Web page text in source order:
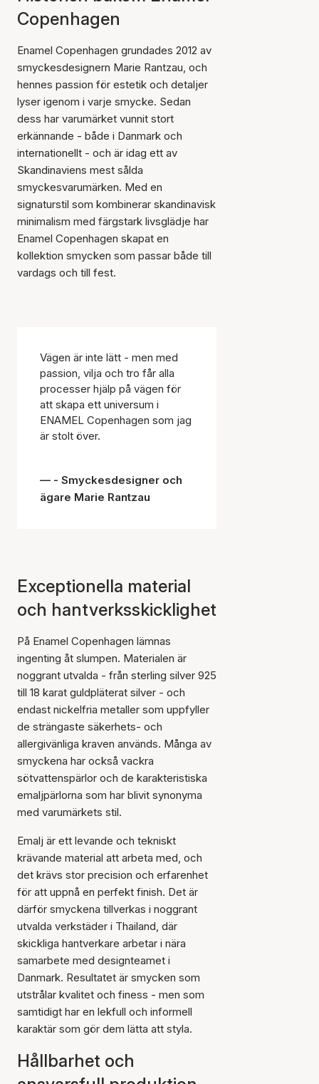
Copenhagen
Enamel Copenhagen grundades 2012 av
smyckesdesignern Marie Rantzau, och
hennes passion för estetik och detaljer
lyser igenom i varje smycke. Sedan
dess har varumärket vunnit stort
erkännande - både i Danmark och
internationellt - och är idag ett av
Skandinaviens mest sålda
smyckesvarumärken. Med en
signaturstil som kombinerar skandinavisk
minimalism med färgstark livsglädje har
Enamel Copenhagen skapat en
kollektion smycken som passar både till
vardags och till fest.
Vägen är inte lätt - men med
passion, vilja och tro får alla
processer hjälp på vägen för
att skapa ett universum i
ENAMEL Copenhagen som jag
är stolt över.
- Smyckesdesigner och
ägare Marie Rantzau
Exceptionella material
och hantverksskicklighet
På Enamel Copenhagen lämnas
ingenting åt slumpen. Materialen är
noggrant utvalda - från sterling silver 925
till 18 karat guldpläterat silver - och
endast nickelfria metaller som uppfyller
de strängaste säkerhets- och
allergivänliga kraven används. Många av
smyckena har också vackra
sötvattenspärlor och de karakteristiska
emaljpärlorna som har blivit synonyma
med varumärkets stil.
Emalj är ett levande och tekniskt
krävande material att arbeta med, och
det krävs stor precision och erfarenhet
för att uppnå en perfekt finish. Det är
därför smyckena tillverkas i noggrant
utvalda verkstäder i Thailand, där
skickliga hantverkare arbetar i nära
samarbete med designteamet i
Danmark. Resultatet är smycken som
utstrålar kvalitet och finess - men som
samtidigt har en lekfull och informell
karaktär som gör dem lätta att styla.
Hållbarhet och